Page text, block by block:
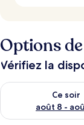
Options
Vérifiez la
Ce soir
août 8 -
Vérifier la